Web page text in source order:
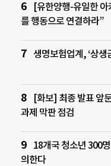
[유한양행-유일한 아
를 행동으로 연결하라”
생명보험업계, ‘상생
[화보] 최종 발표 앞
과제 막판 점검
18개국 청소년 300
의한다